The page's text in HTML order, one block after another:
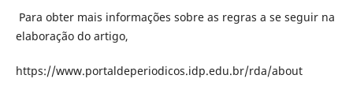
Para obter mais informações sobre as regras a se seguir na
elaboração do artigo,
https://www.portaldeperiodicos.idp.edu.br/rda/about